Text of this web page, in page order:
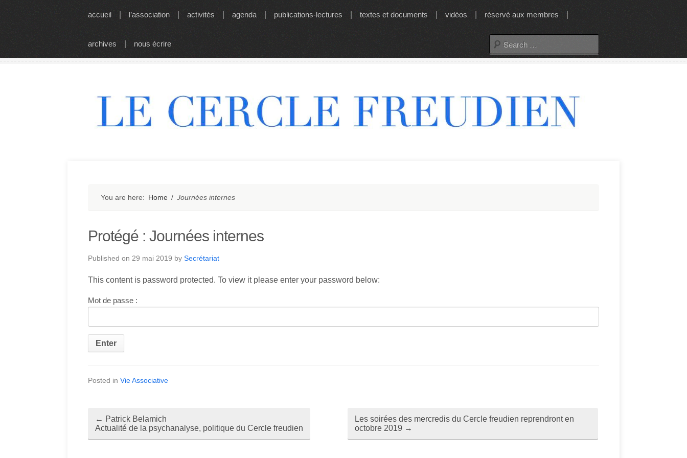
accueil l’association activités agenda publications-lectures textes et documents vidéos réservé aux membres
archives nous écrire
Search
for:
You are here: Home / Journées internes
Protégé : Journées internes
Published on 29 mai 2019 by Secrétariat
This content is password protected. To view it please enter your password below:
Mot de passe :
Posted in Vie Associative
P
← Patrick Belamich
Actualité de la psychanalyse, politique du Cercle freudien
Les soirées des mercredis du Cercle freudien reprendront en
octobre 2019 →